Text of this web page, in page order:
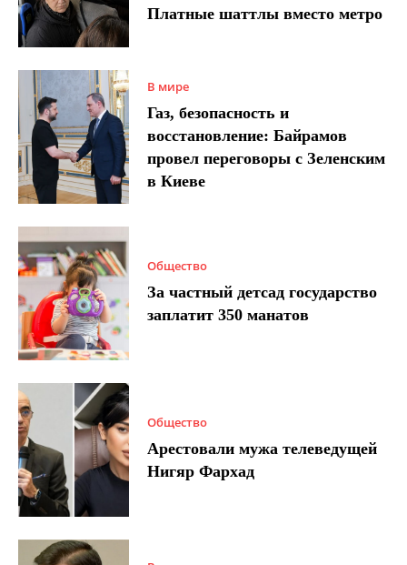
Платные шаттлы вместо метро
В мире
Газ, безопасность и
восстановление: Байрамов
провел переговоры с Зеленским
в Киеве
Общество
За частный детсад государство
заплатит 350 манатов
Общество
Арестовали мужа телеведущей
Нигяр Фархад